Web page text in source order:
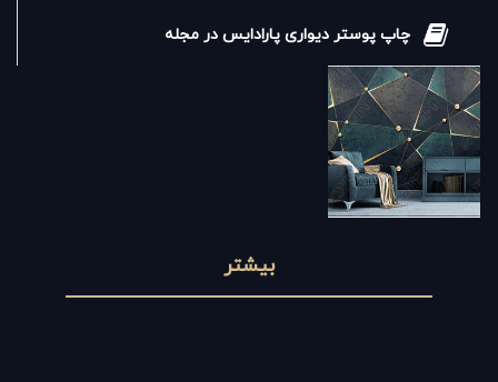
چاپ پوستر دیواری پارادایس در مجله
بیشتر